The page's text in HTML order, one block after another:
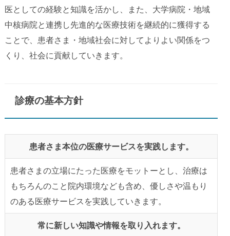
医としての経験と知識を活かし、また、大学病院・地域
中核病院と連携し先進的な医療技術を継続的に獲得する
ことで、患者さま・地域社会に対してよりよい関係をつ
くり、社会に貢献していきます。
診療の基本方針
患者さま本位の医療サービスを実践します。
患者さまの立場にたった医療をモットーとし、治療は
もちろんのこと院内環境なども含め、優しさや温もり
のある医療サービスを実践していきます。
常に新しい知識や情報を取り入れます。